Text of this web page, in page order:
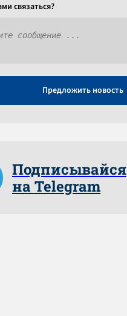
связаться?
Предложить новость
Подписывайся
на Telegram